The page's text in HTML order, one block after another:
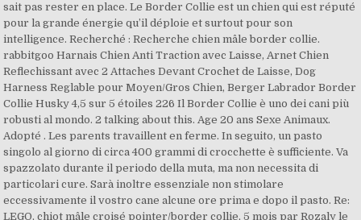
sait pas rester en place. Le Border Collie est un chien qui est réputé
pour la grande énergie qu’il déploie et surtout pour son
intelligence. Recherché : Recherche chien mâle border collie.
rabbitgoo Harnais Chien Anti Traction avec Laisse, Arnet Chien
Reflechissant avec 2 Attaches Devant Crochet de Laisse, Dog
Harness Reglable pour Moyen/Gros Chien, Berger Labrador Border
Collie Husky 4,5 sur 5 étoiles 226 Il Border Collie è uno dei cani più
robusti al mondo. 2 talking about this. Age 20 ans Sexe Animaux.
Adopté . Les parents travaillent en ferme. In seguito, un pasto
singolo al giorno di circa 400 grammi di crocchette è sufficiente. Va
spazzolato durante il periodo della muta, ma non necessita di
particolari cure. Sarà inoltre essenziale non stimolare
eccessivamente il vostro cane alcune ore prima e dopo il pasto. Re:
LEGO, chiot mâle croisé pointer/border collie, 5 mois par Rozaly le